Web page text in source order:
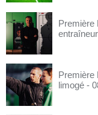
Première
Première
limogé -